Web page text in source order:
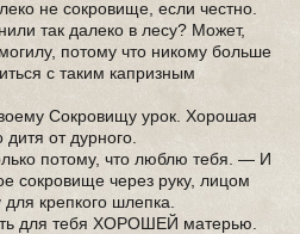
не сокровище, если честно.
так далеко в лесу? Может,
потому что никому больше
с таким капризным
Сокровищу урок. Хорошая
от дурного.
потому, что люблю тебя. — И
сокровище через руку, лицом
крепкого шлепка.
для тебя ХОРОШЕЙ матерью.